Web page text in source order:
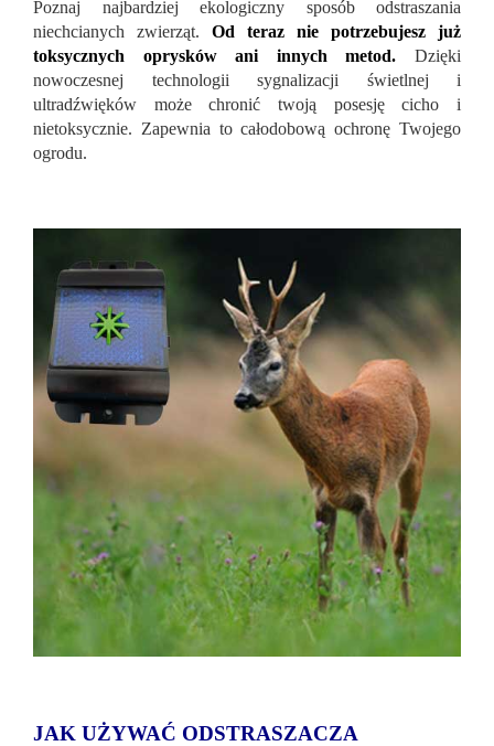
Poznaj najbardziej ekologiczny sposób odstraszania
niechcianych zwierząt. Od teraz nie potrzebujesz już
toksycznych oprysków ani innych metod. Dzięki
nowoczesnej technologii sygnalizacji świetlnej i
ultradźwięków może chronić twoją posesję cicho i
nietoksycznie. Zapewnia to całodobową ochronę Twojego
ogrodu.
JAK UŻYWAĆ ODSTRASZACZA